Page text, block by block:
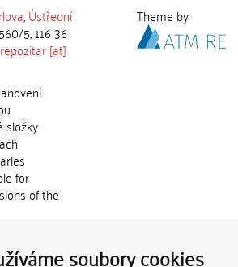
soubory cookies
,Ústřední
5, 116 36
[at]
složky
for
of the
použity k
Theme by